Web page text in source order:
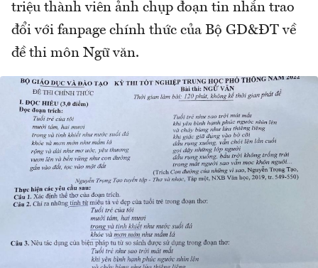
triệu thành viên ảnh chụp đoạn tin nhắn trao
đổi với fanpage chính thức của Bộ GD&ĐT về
đề thi môn Ngữ văn.